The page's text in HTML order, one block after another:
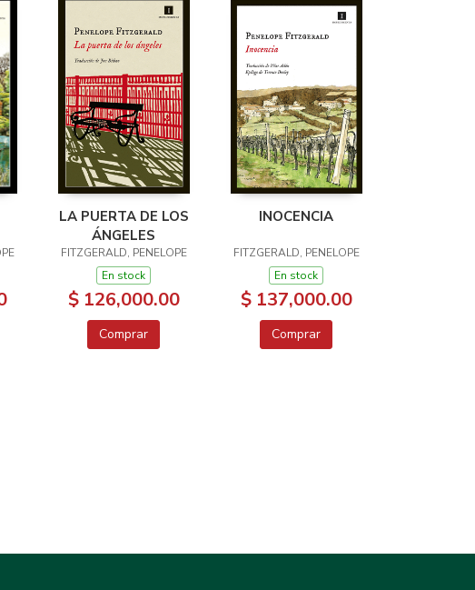
LA PUERTA DE LOS
ÁNGELES
FITZGERALD, PENELOPE
En stock
$ 126,000.00
Comprar
INOCENCIA
FITZGERALD, PENELOPE
En stock
$ 137,000.00
Comprar